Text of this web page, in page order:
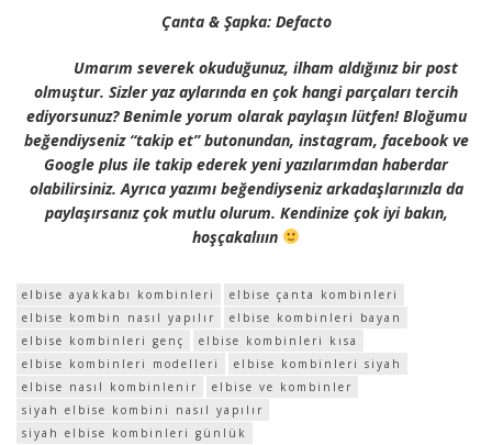
Çanta & Şapka: Defacto
Umarım severek okuduğunuz, ilham aldığınız bir post
olmuştur. Sizler yaz aylarında en çok hangi parçaları tercih
ediyorsunuz? Benimle yorum olarak paylaşın lütfen! Bloğumu
beğendiyseniz “takip et” butonundan, instagram, facebook ve
Google plus ile takip ederek yeni yazılarımdan haberdar
olabilirsiniz. Ayrıca yazımı beğendiyseniz arkadaşlarınızla da
paylaşırsanız çok mutlu olurum. Kendinize çok iyi bakın,
hoşçakalııın
elbise ayakkabı kombinleri
elbise çanta kombinleri
elbise kombin nasıl yapılır
elbise kombinleri bayan
elbise kombinleri genç
elbise kombinleri kısa
elbise kombinleri modelleri
elbise kombinleri siyah
elbise nasıl kombinlenir
elbise ve kombinler
siyah elbise kombini nasıl yapılır
siyah elbise kombinleri günlük